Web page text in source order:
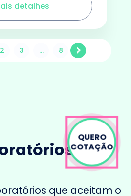
detalhes
2 3 ... 8
que aceitam o
QUERO
COTAÇÃO